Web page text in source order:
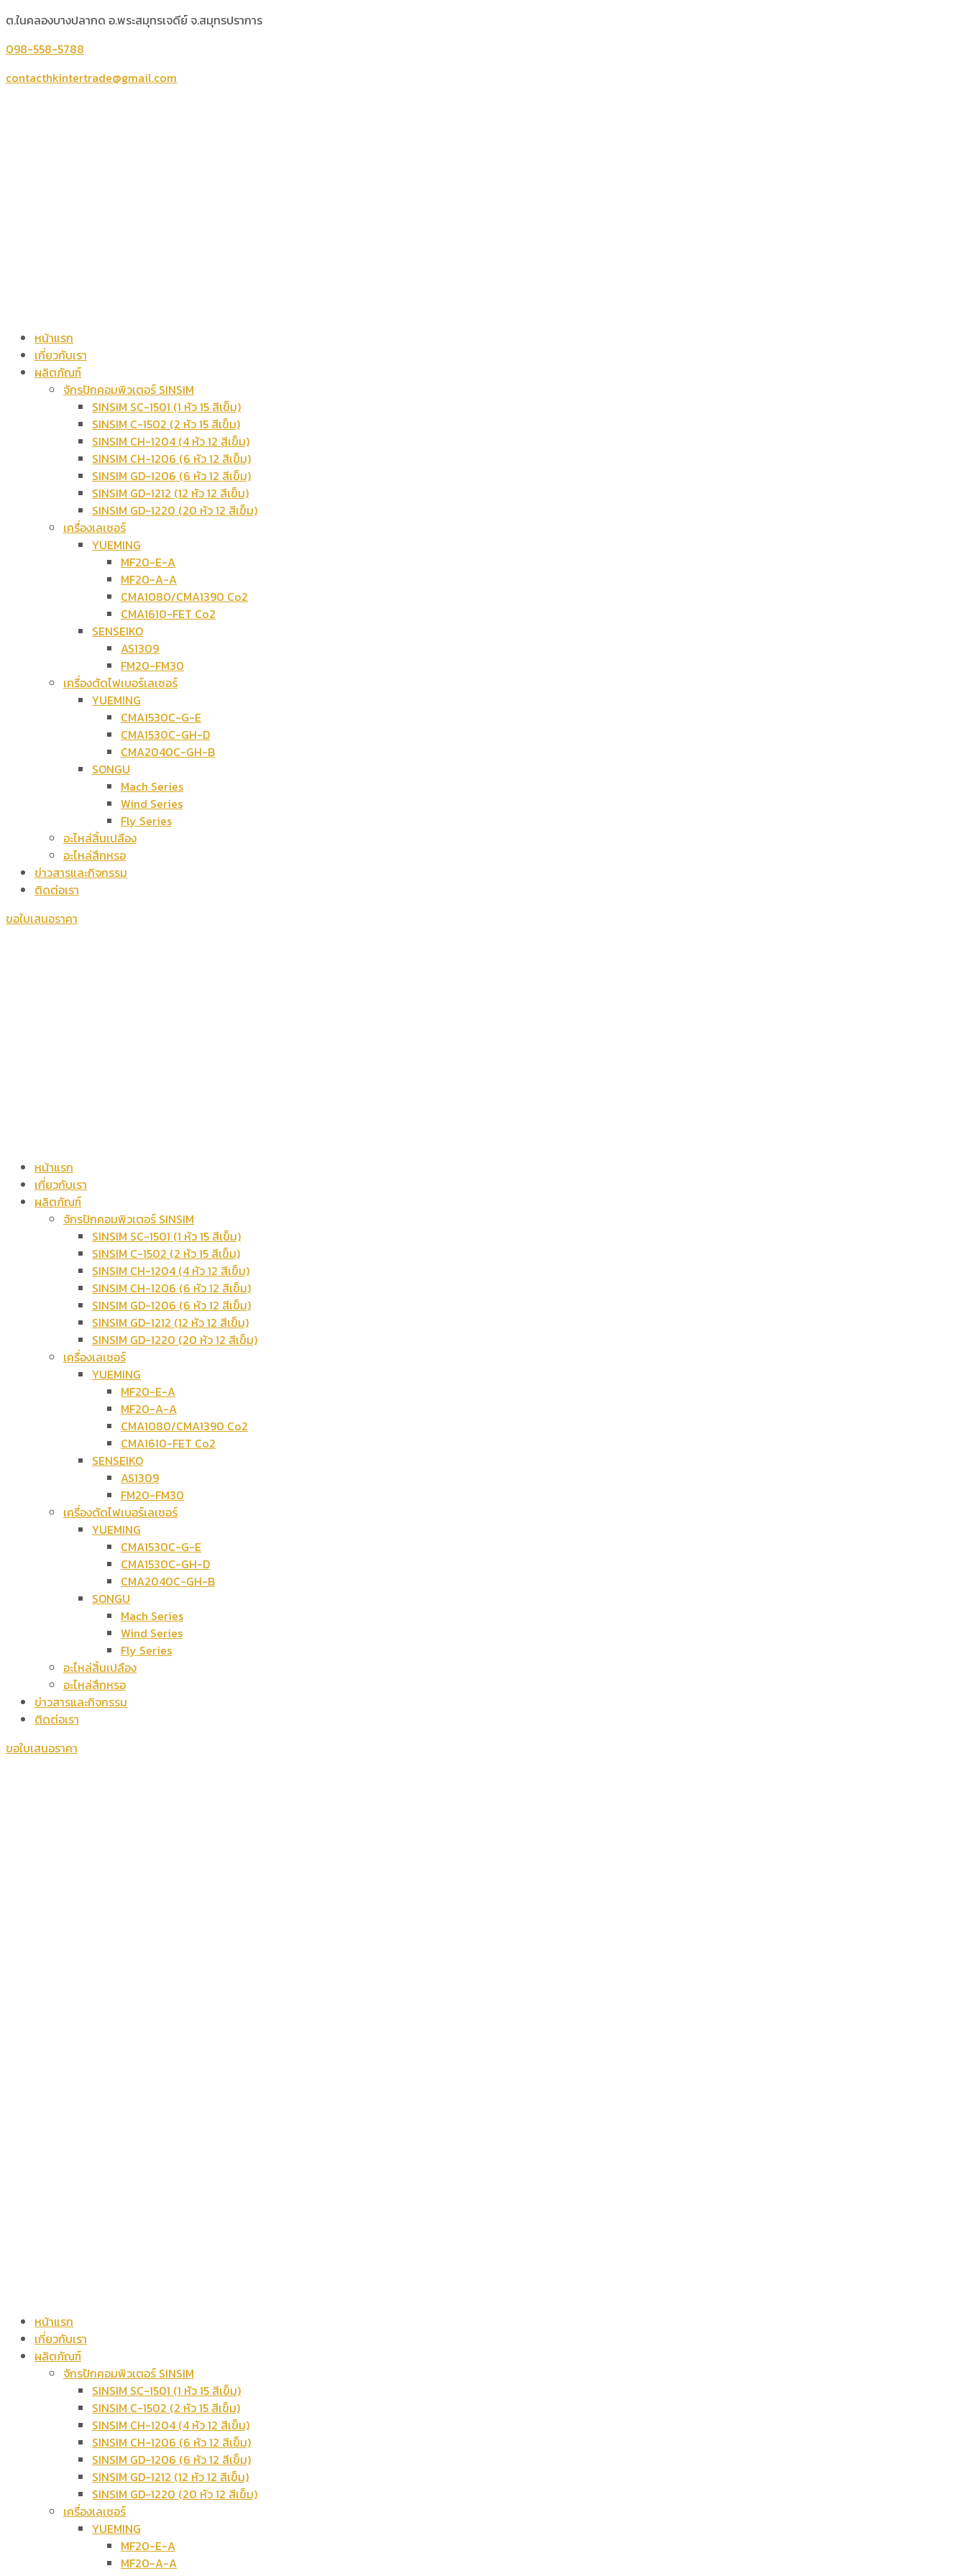
ต.ในคลองบางปลากด อ.พระสมุทรเจดีย์ จ.สมุทรปราการ
098-558-5788
contacthkintertrade@gmail.com
หน้าแรก
เกี่ยวกับเรา
ผลิตภัณฑ์
จักรปักคอมพิวเตอร์ SINSIM
SINSIM SC-1501 (1 หัว 15 สีเข็ม)
SINSIM C-1502 (2 หัว 15 สีเข็ม)
SINSIM CH-1204 (4 หัว 12 สีเข็ม)
SINSIM CH-1206 (6 หัว 12 สีเข็ม)
SINSIM GD-1206 (6 หัว 12 สีเข็ม)
SINSIM GD-1212 (12 หัว 12 สีเข็ม)
SINSIM GD-1220 (20 หัว 12 สีเข็ม)
เครื่องเลเซอร์
YUEMING
MF20-E-A
MF20-A-A
CMA1080/CMA1390 Co2
CMA1610-FET Co2
SENSEIKO
AS1309
FM20-FM30
เครื่องตัดไฟเบอร์เลเซอร์
YUEMING
CMA1530C-G-E
CMA1530C-GH-D
CMA2040C-GH-B
SONGU
Mach Series
Wind Series
Fly Series
อะไหล่สิ้นเปลือง
อะไหล่สึกหรอ
ข่าวสารและกิจกรรม
ติดต่อเรา
ขอใบเสนอราคา
หน้าแรก
เกี่ยวกับเรา
ผลิตภัณฑ์
จักรปักคอมพิวเตอร์ SINSIM
SINSIM SC-1501 (1 หัว 15 สีเข็ม)
SINSIM C-1502 (2 หัว 15 สีเข็ม)
SINSIM CH-1204 (4 หัว 12 สีเข็ม)
SINSIM CH-1206 (6 หัว 12 สีเข็ม)
SINSIM GD-1206 (6 หัว 12 สีเข็ม)
SINSIM GD-1212 (12 หัว 12 สีเข็ม)
SINSIM GD-1220 (20 หัว 12 สีเข็ม)
เครื่องเลเซอร์
YUEMING
MF20-E-A
MF20-A-A
CMA1080/CMA1390 Co2
CMA1610-FET Co2
SENSEIKO
AS1309
FM20-FM30
เครื่องตัดไฟเบอร์เลเซอร์
YUEMING
CMA1530C-G-E
CMA1530C-GH-D
CMA2040C-GH-B
SONGU
Mach Series
Wind Series
Fly Series
อะไหล่สิ้นเปลือง
อะไหล่สึกหรอ
ข่าวสารและกิจกรรม
ติดต่อเรา
ขอใบเสนอราคา
หน้าแรก
เกี่ยวกับเรา
ผลิตภัณฑ์
จักรปักคอมพิวเตอร์ SINSIM
SINSIM SC-1501 (1 หัว 15 สีเข็ม)
SINSIM C-1502 (2 หัว 15 สีเข็ม)
SINSIM CH-1204 (4 หัว 12 สีเข็ม)
SINSIM CH-1206 (6 หัว 12 สีเข็ม)
SINSIM GD-1206 (6 หัว 12 สีเข็ม)
SINSIM GD-1212 (12 หัว 12 สีเข็ม)
SINSIM GD-1220 (20 หัว 12 สีเข็ม)
เครื่องเลเซอร์
YUEMING
MF20-E-A
MF20-A-A